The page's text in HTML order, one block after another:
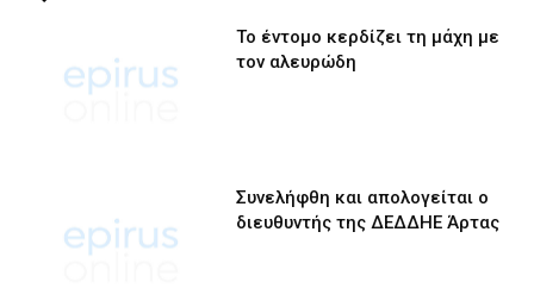
Το έντομο κερδίζει τη μάχη με
τον αλευρώδη
Συνελήφθη και απολογείται ο
διευθυντής της ΔΕΔΔΗΕ Άρτας